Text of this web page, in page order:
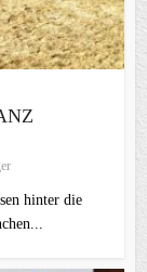
hinter die